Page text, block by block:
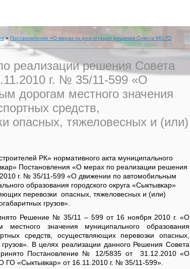
» Постановление «О мерах по реализации решения Совета МО ГО
реализации решения Совета
г. № 35/11-599 «О
дорогам местного значения
средств,
опасных, тяжеловесных и (или)
РК» нормативного акта муниципального
Постановления «О мерах по реализации решения
г. № 35/11-599 «О движении по автомобильным
образования городского округа «Сыктывкар»
перевозки опасных, тяжеловесных и (или)
грузов».
Решение № 35/11 – 599 от 16 ноября 2010 г. «О
значения муниципального образования
средств, осуществляющих перевозки опасных,
В целях реализации данного Решения Совета
Постановление № 12/5835 от 31.12.2010 «О
«Сыктывкар» от 16.11.2010 г. № 35/11-599».